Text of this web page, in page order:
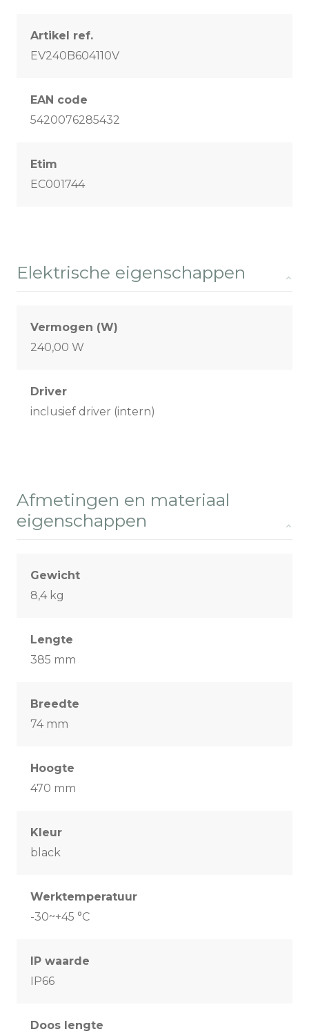
Artikel ref.
EV240B604110V
EAN code
5420076285432
Etim
EC001744
Elektrische eigenschappen
Vermogen (W)
240,00 W
Driver
inclusief driver (intern)
Afmetingen en materiaal
eigenschappen
Gewicht
8,4 kg
Lengte
385 mm
Breedte
74 mm
Hoogte
470 mm
Kleur
black
Werktemperatuur
-30~+45 °C
IP waarde
IP66
Doos lengte